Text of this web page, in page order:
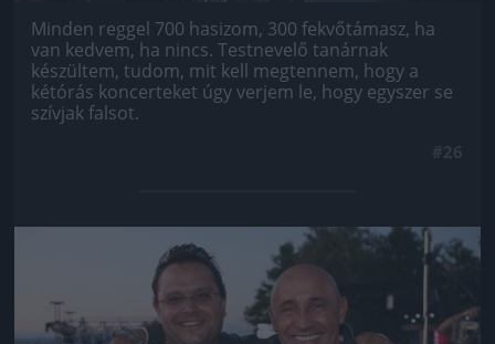
Minden reggel 700 hasizom, 300 fekvőtámasz, ha
van kedvem, ha nincs. Testnevelő tanárnak
készültem, tudom, mit kell megtennem, hogy a
kétórás koncerteket úgy verjem le, hogy egyszer se
szívjak falsot.
Jön még kép!